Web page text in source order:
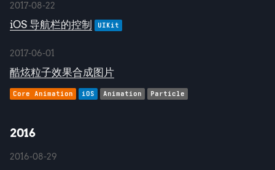
2017-08-22
iOS 导航栏的控制 UIKit
2017-06-01
酷炫粒子效果合成图片
Core Animation iOS Animation Particle
2016
2016-08-29